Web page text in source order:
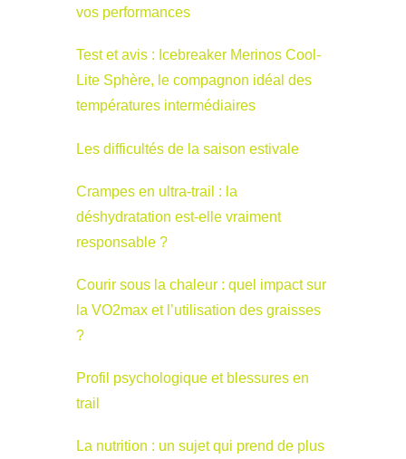
vos performances
Test et avis : Icebreaker Merinos Cool-
Lite Sphère, le compagnon idéal des
températures intermédiaires
Les difficultés de la saison estivale
Crampes en ultra-trail : la
déshydratation est-elle vraiment
responsable ?
Courir sous la chaleur : quel impact sur
la VO2max et l’utilisation des graisses
?
Profil psychologique et blessures en
trail
La nutrition : un sujet qui prend de plus